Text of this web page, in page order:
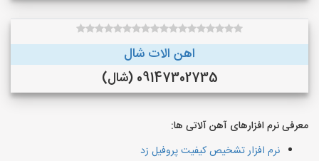
اهن الات شال
09147302735 (شال)
معرفی نرم افزارهای آهن آلاتی ها:
نرم افزار تشخیص کیفیت پروفیل زد